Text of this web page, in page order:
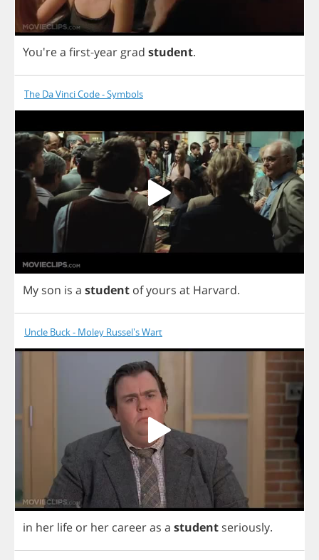
You'rea first-yeargrad student.
The Da Vinci Code - Symbols
My son is a student ofyours at Harvard.
Uncle Buck - Moley Russel's Wart
in her life or her careeras a student seriously.